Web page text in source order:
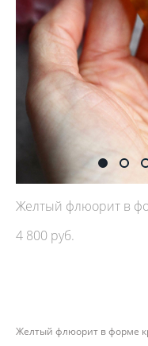
Желтый флюорит в
4 800 pуб.
Желтый флюорит в форме